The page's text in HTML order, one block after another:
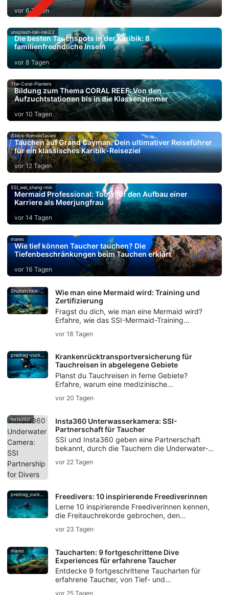
vor 6 Tagen
unsplash-loki-loki22
Die besten Tauchspots in der Karibik: 8
familienfreundliche Inseln
vor 8 Tagen
The-Coral-Planters
Bildung zum Thema CORAL REEF: Von den
Aufzuchtstationen bis in die Klassenzimmer
vor 10 Tagen
iStock-RomoloTavani
Tauchen auf Grand Cayman: Dein ultimativer Reiseführer
für ein klassisches Karibik-Reiseziel
vor 12 Tagen
SSI_wei_shang-min
Mermaid Professional: Tools für den Aufbau einer
Karriere als Meerjungfrau
vor 14 Tagen
mares
Wie tief können Taucher tauchen? Die
Tiefenbeschränkungen beim Tauchen erklärt
vor 16 Tagen
Shutterstock-Andrea_Izzotti
Wie man eine Mermaid wird: Training und
Zertifizierung
Fragst du dich, wie man eine Mermaid wird?
Erfahre, wie das SSI-Mermaid-Training
Atemkontrolle, Sicherheit und die Mermaid-
vor 18 Tagen
predrag-vuckovic
Krankenrücktransportversicherung für
Tauchreisen in abgelegene Gebiete
Planst du Tauchreisen in ferne Gebiete?
Erfahre, warum eine medizinische
ist – von der Dekompressionskrankheit bis hin
vor 20 Tagen
insta360
Insta360 Unterwasserkamera: SSI-
Partnerschaft für Taucher
SSI und Insta360 geben eine Partnerschaft
bekannt, durch die Tauchern die Underwater-
Creator-Kampagnen sowie Photo & Video-
vor 22 Tagen
predrag_vuckovic
Freedivers: 10 inspirierende Freediverinnen
Lerne 10 inspirierende Freediverinnen kennen,
die Freitauchrekorde gebrochen, den
geschaffen und die Traditionen des
vor 23 Tagen
mares
Taucharten: 9 fortgeschrittene Dive
Experiences für erfahrene Taucher
Entdecke 9 fortgeschrittene Taucharten für
erfahrene Taucher, von Tief- und
vor 25 Tagen